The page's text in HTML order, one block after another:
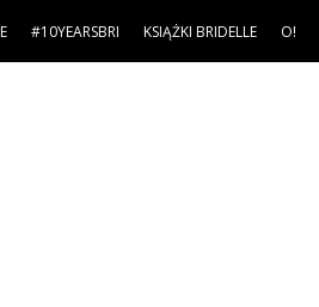
#10YEARSBRI KSIĄŻKI BRIDELLE O!